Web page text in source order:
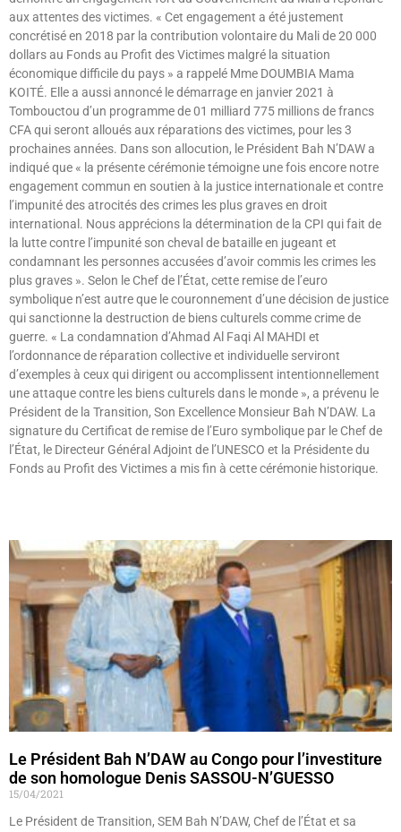
aux attentes des victimes. « Cet engagement a été justement
concrétisé en 2018 par la contribution volontaire du Mali de 20 000
dollars au Fonds au Profit des Victimes malgré la situation
économique difficile du pays » a rappelé Mme DOUMBIA Mama
KOITÉ. Elle a aussi annoncé le démarrage en janvier 2021 à
Tombouctou d’un programme de 01 milliard 775 millions de francs
CFA qui seront alloués aux réparations des victimes, pour les 3
prochaines années. Dans son allocution, le Président Bah N’DAW a
indiqué que « la présente cérémonie témoigne une fois encore notre
engagement commun en soutien à la justice internationale et contre
l’impunité des atrocités des crimes les plus graves en droit
international. Nous apprécions la détermination de la CPI qui fait de
la lutte contre l’impunité son cheval de bataille en jugeant et
condamnant les personnes accusées d’avoir commis les crimes les
plus graves ». Selon le Chef de l’État, cette remise de l’euro
symbolique n’est autre que le couronnement d’une décision de justice
qui sanctionne la destruction de biens culturels comme crime de
guerre. « La condamnation d’Ahmad Al Faqi Al MAHDI et
l’ordonnance de réparation collective et individuelle serviront
d’exemples à ceux qui dirigent ou accomplissent intentionnellement
une attaque contre les biens culturels dans le monde », a prévenu le
Président de la Transition, Son Excellence Monsieur Bah N’DAW. La
signature du Certificat de remise de l’Euro symbolique par le Chef de
l’État, le Directeur Général Adjoint de l’UNESCO et la Présidente du
Fonds au Profit des Victimes a mis fin à cette cérémonie historique.
Le Président Bah N’DAW au Congo pour l’investiture
de son homologue Denis SASSOU-N’GUESSO
15/04/2021
Le Président de Transition, SEM Bah N’DAW, Chef de l’État et sa